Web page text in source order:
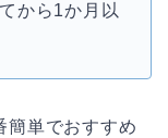
から1か月以
簡単でおすすめ